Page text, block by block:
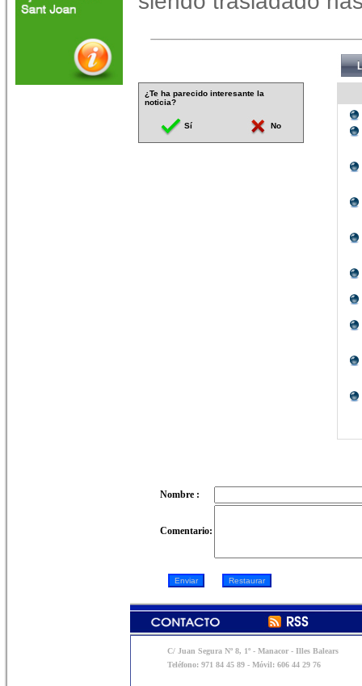
¿Te ha parecido interesante la
noticia?
Sí No
Nombre :
Comentario:
C/ Juan Segura Nº 8, 1º - Manacor - Illes Balears
Teléfono: 971 84 45 89 - Móvil: 606 44 29 76